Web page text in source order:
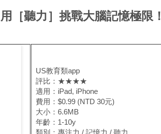
［聽力］挑戰大腦記憶極限！
US教育類app
評比： ★★★★
適用：iPad, iPhone
費用：$0.99 (NTD 30元)
大小：6.6MB
年齡：1-10y
類別：專注力 / 記憶力 / 聽力